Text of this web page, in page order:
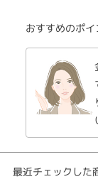
bond ボンド
結婚指輪 men's プラ
結婚指輪 lady's プラ
鍛造法で仕上げたマ
で人気のシリーズで
おすすめのポイ
最近チェックした